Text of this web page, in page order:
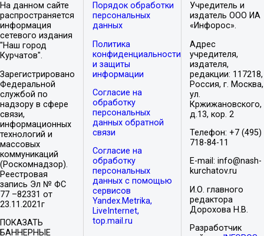
На данном сайте
распространяется
информация
сетевого издания
"Наш город
Курчатов".
Зарегистрировано
Федеральной
службой по
надзору в сфере
связи,
информационных
технологий и
массовых
коммуникаций
(Роскомнадзор).
Реестровая
запись Эл № ФС
77 –82331 от
23.11.2021г
ПОКАЗАТЬ
БАННЕРНЫЕ
Порядок обработки
персональных
данных
Политика
конфиденциальности
и защиты
информации
Согласие на
обработку
персональных
данных обратной
связи
Согласие на
обработку
персональных
данных с помощью
сервисов
Yandex.Metrika,
LiveInternet,
top.mail.ru
Учредитель и
издатель ООО ИА
«Инфорос».
Адрес
учредителя,
издателя,
редакции: 117218,
Россия, г. Москва,
ул.
Кржижановского,
д.13, кор. 2
Телефон: +7 (495)
718-84-11
E-mail: info@nash-
kurchatov.ru
И.О. главного
редактора
Дорохова Н.В.
Разработчик